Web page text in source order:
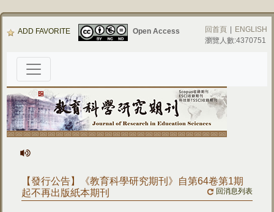
ADD FAVORITE Open Access 回首頁
ENGLISH
瀏覽人數:4370751
【發行公告】《教育科學研究期刊》自第64卷第1期
起不再出版紙本期刊
回消息列表